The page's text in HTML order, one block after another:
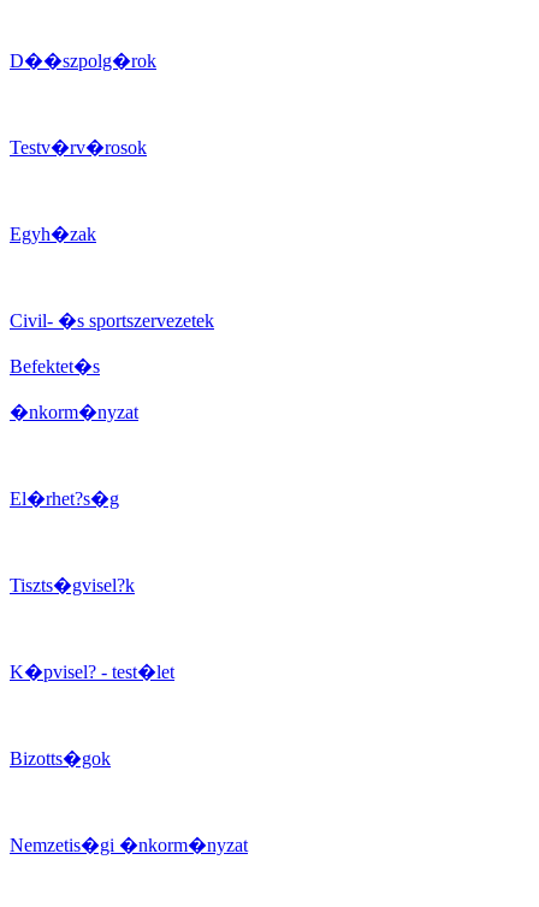
D��szpolg�rok
Testv�rv�rosok
Egyh�zak
Civil- �s sportszervezetek
Befektet�s
�nkorm�nyzat
El�rhet?s�g
Tiszts�gvisel?k
K�pvisel? - test�let
Bizotts�gok
Nemzetis�gi �nkorm�nyzat